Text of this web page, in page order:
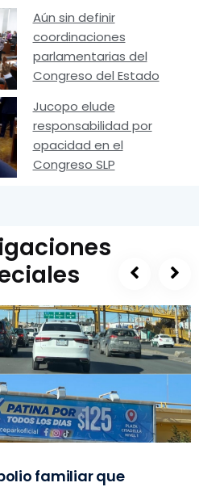
Aún sin definir
coordinaciones
parlamentarias del
Congreso del Estado
Jucopo elude
responsabilidad por
opacidad en el
Congreso SLP
familiar que